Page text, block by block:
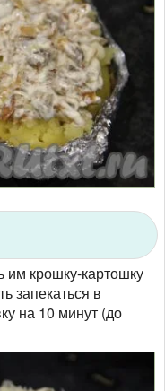
им крошку-картошку
запекаться в
на 10 минут (до